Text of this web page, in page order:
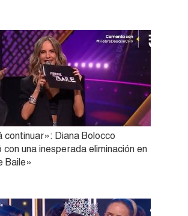
continuar»: Diana Bolocco
con una inesperada eliminación en
Baile»